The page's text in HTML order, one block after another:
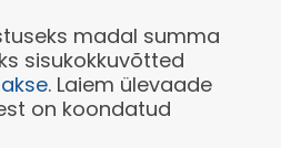
madal summa
sisukokkuvõtted
. Laiem ülevaade
on koondatud